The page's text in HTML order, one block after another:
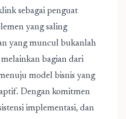
sebagai penguat
yang saling
yang muncul bukanlah
bagian dari
model bisnis yang
Dengan komitmen
implementasi, dan